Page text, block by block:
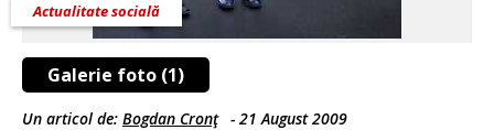
Galerie foto (1)
Actualitate socială
Un articol de: Bogdan Cronţ - 21 August 2009